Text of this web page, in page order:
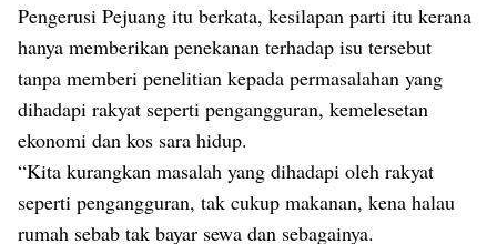
Pengerusi Pejuang itu berkata, kesilapan parti itu kerana
hanya memberikan penekanan terhadap isu tersebut
tanpa memberi penelitian kepada permasalahan yang
dihadapi rakyat seperti pengangguran, kemelesetan
ekonomi dan kos sara hidup.
“Kita kurangkan masalah yang dihadapi oleh rakyat
seperti pengangguran, tak cukup makanan, kena halau
rumah sebab tak bayar sewa dan sebagainya.